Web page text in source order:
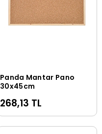
Sepete Ekle
Panda Mantar Pano
30x45cm
268,13 TL